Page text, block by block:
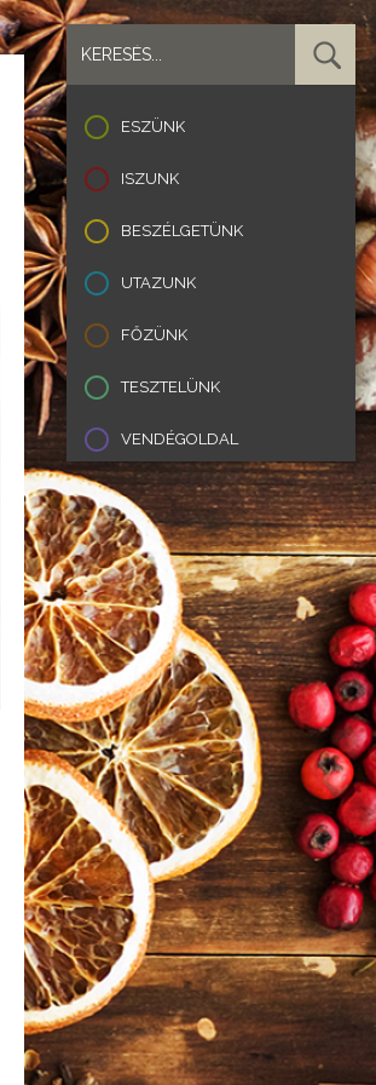
ESZÜNK
ISZUNK
BESZÉLGETÜNK
UTAZUNK
FŐZÜNK
TESZTELÜNK
VENDÉGOLDAL